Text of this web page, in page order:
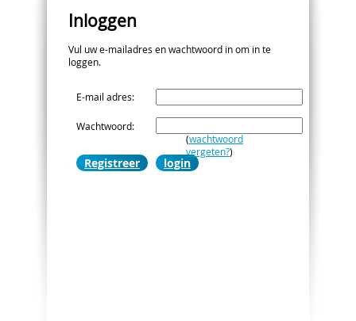
Inloggen
Vul uw e-mailadres en wachtwoord in om in te
loggen.
E-mail adres:
Wachtwoord:
(wachtwoord
vergeten?)
Registreer login